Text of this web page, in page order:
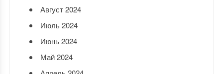
Август 2024
Июль 2024
Июнь 2024
Май 2024